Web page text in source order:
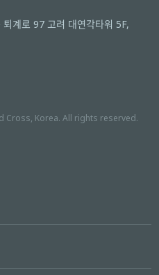
계로 97 고려 대연각타워 5F,
Cross, Korea. All rights reserved.